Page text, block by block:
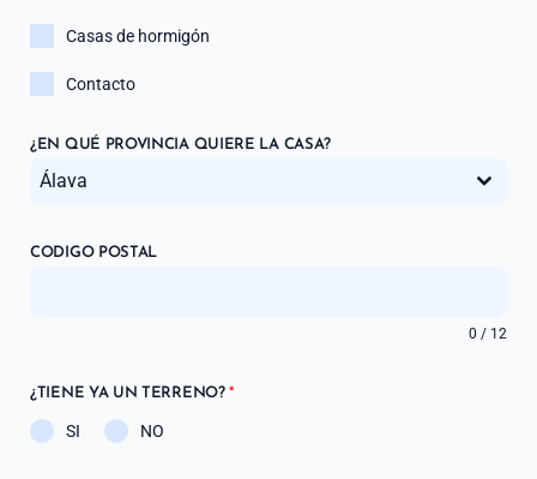
Casas de hormigón
Contacto
¿EN QUÉ PROVINCIA QUIERE LA CASA?
Álava
CODIGO POSTAL
0 / 12
¿TIENE YA UN TERRENO?*
SI NO